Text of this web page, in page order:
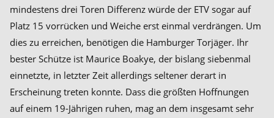
mindestens drei Toren Differenz würde der ETV sogar auf
Platz 15 vorrücken und Weiche erst einmal verdrängen. Um
dies zu erreichen, benötigen die Hamburger Torjäger. Ihr
bester Schütze ist Maurice Boakye, der bislang siebenmal
einnetzte, in letzter Zeit allerdings seltener derart in
Erscheinung treten konnte. Dass die größten Hoffnungen
auf einem 19-Jährigen ruhen, mag an dem insgesamt sehr